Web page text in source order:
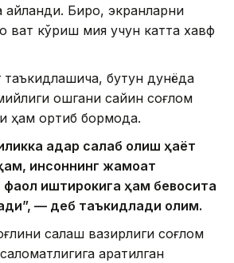
айланди. Бироқ, экранларни
вақт кўриш мия учун катта хавф
бутун дунёда
ошгани сайин соғлом
ҳам ортиб бормоқда.
қадар сақлаб қолиш ҳаёт
инсоннинг жамоат
фаол иштирокига ҳам бевосита
— деб таъкидлади олим.
сақлаш вазирлиги соғлом
қаратилган